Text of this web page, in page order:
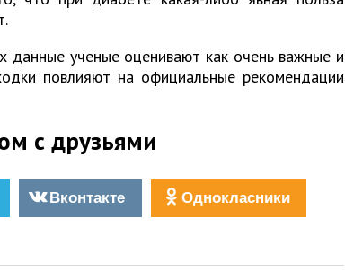
данные ученые оценивают как очень важные и
повлияют на официальные рекомендации
с друзьями
Вконтакте Однокласники